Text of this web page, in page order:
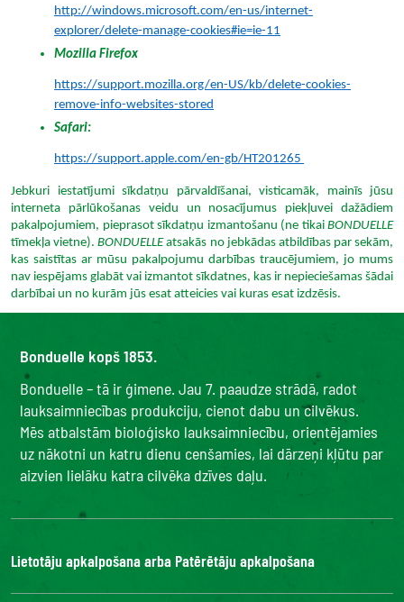
http://windows.microsoft.com/en-us/internet-
explorer/delete-manage-cookies#ie=ie-11
Mozilla Firefox
https://support.mozilla.org/en-US/kb/delete-cookies-
remove-info-websites-stored
Safari:
https://support.apple.com/en-gb/HT201265
Jebkuri iestatījumi sīkdatņu pārvaldīšanai, visticamāk, mainīs jūsu
interneta pārlūkošanas veidu un nosacījumus piekļuvei dažādiem
pakalpojumiem, pieprasot sīkdatņu izmantošanu (ne tikai BONDUELLE
tīmekļa vietne).BONDUELLEatsakās no jebkādas atbildības par sekām,
kas saistītas ar mūsu pakalpojumu darbības traucējumiem, jo mums
nav iespējams glabāt vai izmantot sīkdatnes, kas ir nepieciešamas šādai
darbībai un no kurām jūs esat atteicies vai kuras esat izdzēsis.
Bonduelle kopš 1853.
Bonduelle – tā ir ģimene. Jau 7. paaudze strādā, radot
lauksaimniecības produkciju, cienot dabu un cilvēkus.
Mēs atbalstām bioloģisko lauksaimniecību, orientējamies
uz nākotni un katru dienu cenšamies, lai dārzeņi kļūtu par
aizvien lielāku katra cilvēka dzīves daļu.
Lietotāju apkalpošana arba Patērētāju apkalpošana
Bonduelle Food Service